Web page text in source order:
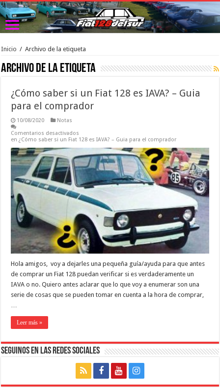
Inicio / Archivo de la etiqueta
Archivo de la etiqueta
¿Cómo saber si un Fiat 128 es IAVA? – Guia
para el comprador
10/08/2020
Notas
Comentarios desactivados
en ¿Cómo saber si un Fiat 128 es IAVA? – Guia para el comprador
Hola amigos, voy a dejarles una pequeña guía/ayuda para que antes
de comprar un Fiat 128 puedan verificar si es verdaderamente un
IAVA o no. Quiero antes aclarar que lo que voy a enumerar son una
serie de cosas que se pueden tomar en cuenta a la hora de comprar,
…
Leer más »
Seguinos en las Redes Sociales